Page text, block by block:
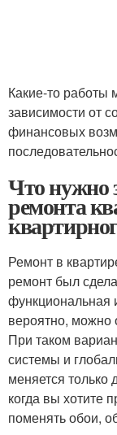
Какие-то работы
зависимости от
финансовых
Что нужно
ремонта
Ремонт в
ремонт был
функциональная
вероятно, можно
При таком
системы и
меняется только
когда вы хотите
поменять обои,